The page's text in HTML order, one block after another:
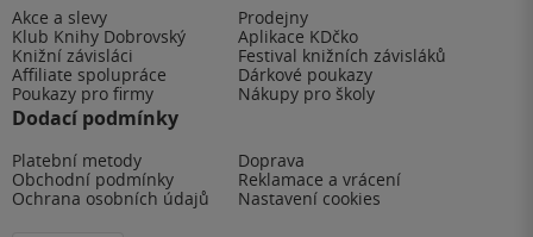
Akce a slevy
Prodejny
Klub Knihy Dobrovský
Aplikace KDčko
Knižní závisláci
Festival knižních závisláků
Affiliate spolupráce
Dárkové poukazy
Poukazy pro firmy
Nákupy pro školy
Dodací podmínky
Platební metody
Doprava
Obchodní podmínky
Reklamace a vrácení
Ochrana osobních údajů
Nastavení cookies